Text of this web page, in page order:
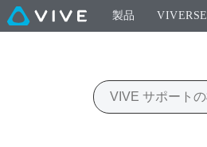
製品 VIVERSE